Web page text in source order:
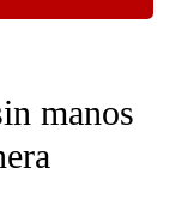
- CNN" TO RECEIVE
manos